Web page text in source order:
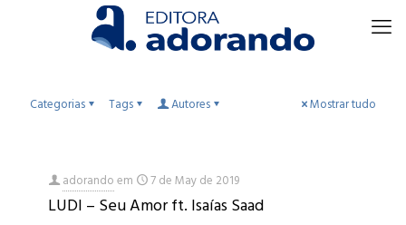
Categorias Tags Autores Mostrar tudo
adorandoem 7 de May de 2019
LUDI – Seu Amor ft. Isaías Saad